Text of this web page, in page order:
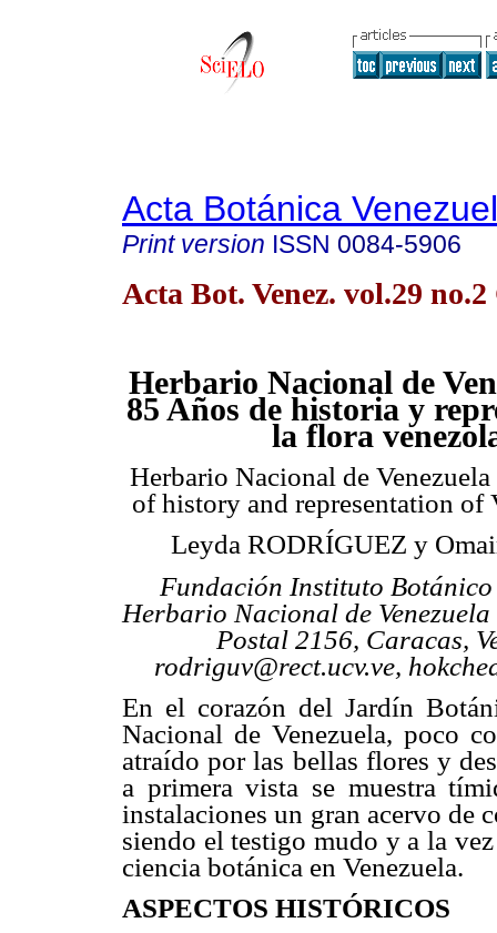
Acta Botánica
Print version ISSN 0084-5906
Acta Bot. Venez. vol.29
Herbario Nacional de
85 Años de historia y
la flora
Herbario Nacional de
of history and representation of
Leyda RODRÍGUEZ y
Fundación Instituto Botánico
Herbario Nacional de
Postal 2156, Caracas,
rodriguv@rect.ucv.ve,
En el corazón del Jardín
Nacional de Venezuela, poco
atraído por las bellas flores y
a primera vista se muestra
instalaciones un gran acervo de
siendo el testigo mudo y a la
ciencia botánica en Venezuela.
ASPECTOS HISTÓRICOS